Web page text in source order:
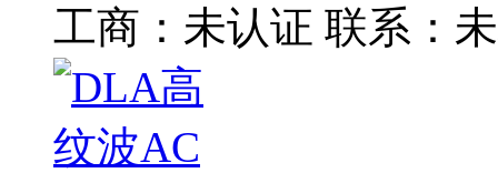
工商： 未认证 联系：